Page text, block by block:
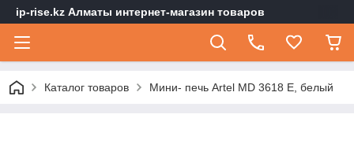
ip-rise.kz Алматы интернет-магазин товаров
Каталог товаров Мини- печь Artel MD 3618 E, белый